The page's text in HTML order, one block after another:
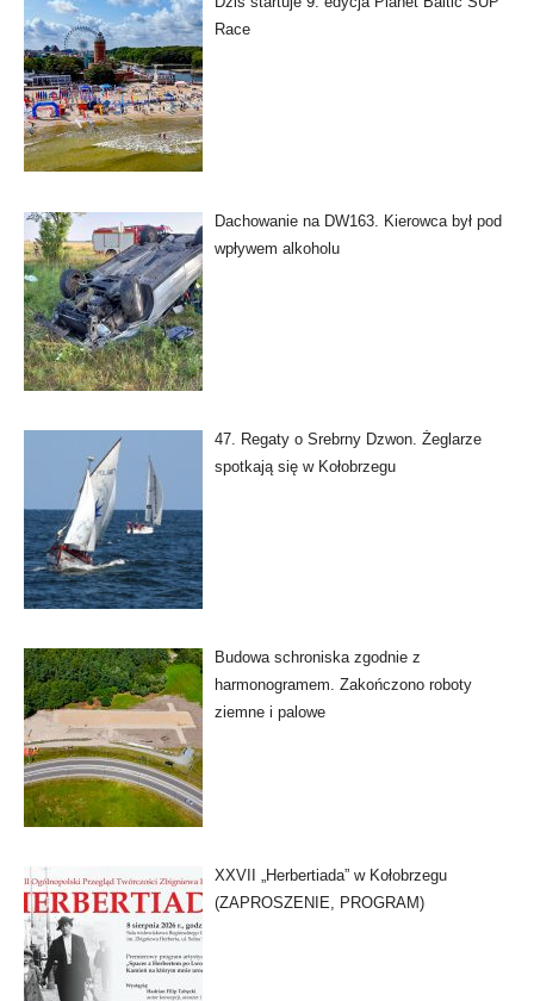
Race
Dachowanie na DW163. Kierowca był pod
wpływem alkoholu
47. Regaty o Srebrny Dzwon. Żeglarze
spotkają się w Kołobrzegu
Budowa schroniska zgodnie z
harmonogramem. Zakończono roboty
ziemne i palowe
XXVII „Herbertiada” w Kołobrzegu
(ZAPROSZENIE, PROGRAM)